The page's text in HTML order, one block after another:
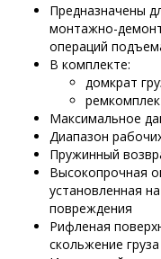
Предназначены
монтажно-
операций
В комплекте:
домкрат
Максимальное
Диапазон
Пружинный
Высокопрочная
установленная
повреждения
Рифленая
скольжение груза